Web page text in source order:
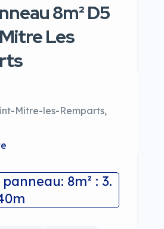
8m² D5
Les
Mitre-les-Remparts,
8m² : 3.